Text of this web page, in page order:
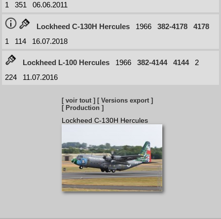
1
351 06.06.2011
Lockheed C-130H Hercules 1966 382-4178
4178
1
114 16.07.2018
Lockheed L-100 Hercules 1966 382-4144 4144
2
224
11.07.2016
[ voir tout ] [ Versions export ]
[ Production ]
Lockheed C-130H Hercules